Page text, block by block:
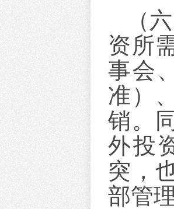
（
资所
事会
准）
销。
外投
突，
部管